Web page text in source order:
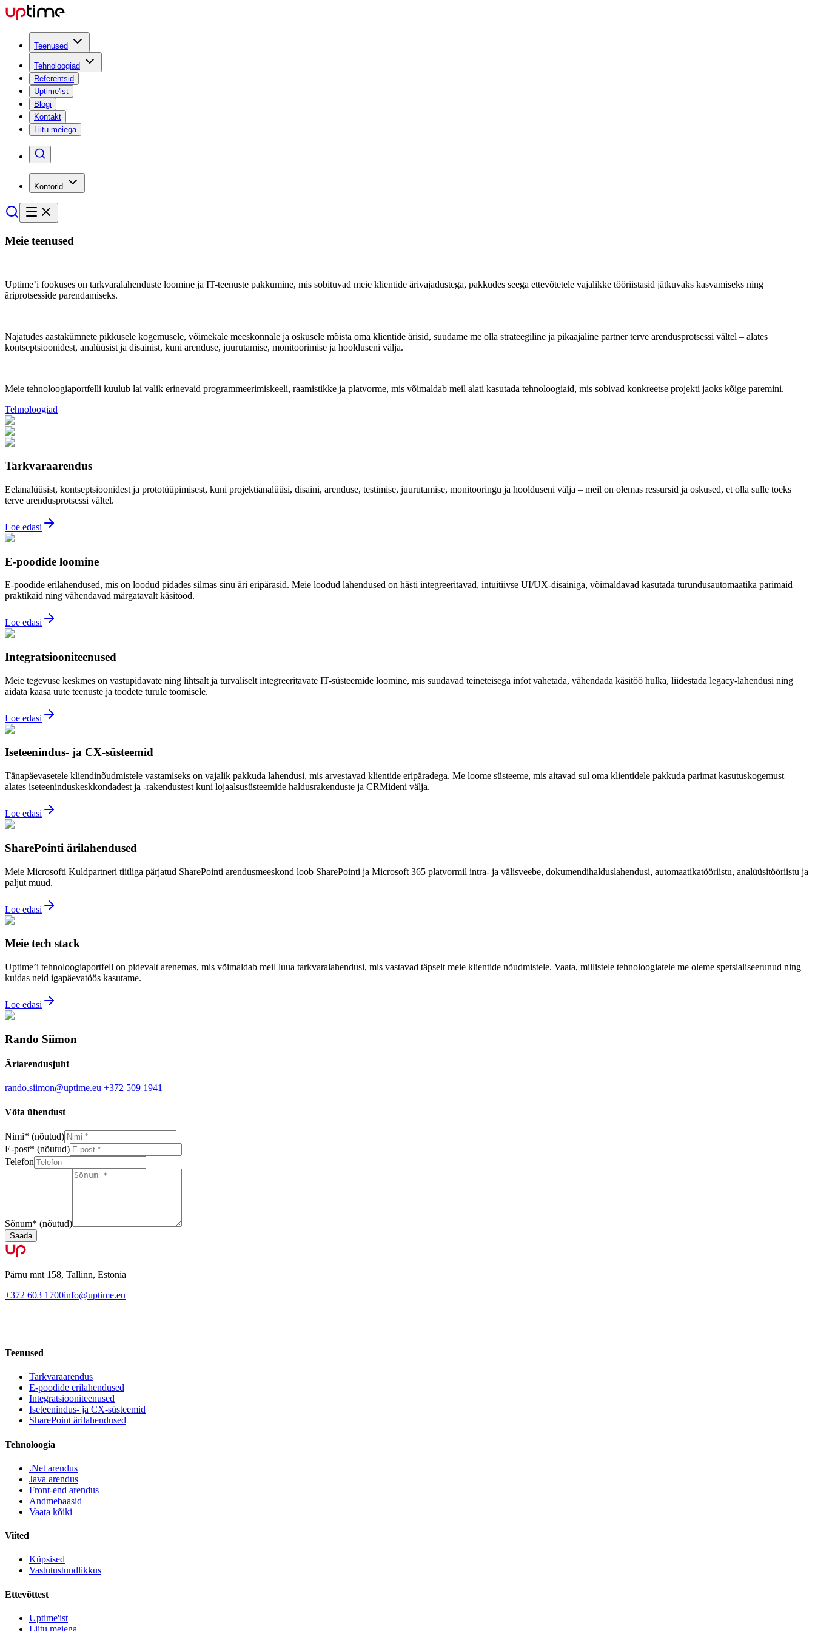
Teenused
Tehnoloogiad
Referentsid
Uptime'ist
Blogi
Kontakt
Liitu meiega
Kontorid
Meie teenused
Uptime’i fookuses on tarkvaralahenduste loomine ja IT-teenuste pakkumine, mis sobituvad meie klientide ärivajadustega, pakkudes seega ettevõtetele vajalikke tööriistasid jätkuvaks kasvamiseks ning
äriprotsesside parendamiseks.
Najatudes aastakümnete pikkusele kogemusele, võimekale meeskonnale ja oskusele mõista oma klientide ärisid, suudame me olla strateegiline ja pikaajaline partner terve arendusprotsessi vältel – alates
kontseptsioonidest, analüüsist ja disainist, kuni arenduse, juurutamise, monitoorimise ja hoolduseni välja.
Meie tehnoloogiaportfelli kuulub lai valik erinevaid programmeerimiskeeli, raamistikke ja platvorme, mis võimaldab meil alati kasutada tehnoloogiaid, mis sobivad konkreetse projekti jaoks kõige paremini.
Tehnoloogiad
Tarkvaraarendus
Eelanalüüsist, kontseptsioonidest ja prototüüpimisest, kuni projektianalüüsi, disaini, arenduse, testimise, juurutamise, monitooringu ja hoolduseni välja – meil on olemas ressursid ja oskused, et olla sulle toeks
terve arendusprotsessi vältel.
Loe edasi
E-poodide loomine
E-poodide erilahendused, mis on loodud pidades silmas sinu äri eripärasid. Meie loodud lahendused on hästi integreeritavad, intuitiivse UI/UX-disainiga, võimaldavad kasutada turundusautomaatika parimaid
praktikaid ning vähendavad märgatavalt käsitööd.
Loe edasi
Integratsiooniteenused
Meie tegevuse keskmes on vastupidavate ning lihtsalt ja turvaliselt integreeritavate IT-süsteemide loomine, mis suudavad teineteisega infot vahetada, vähendada käsitöö hulka, liidestada legacy-lahendusi ning
aidata kaasa uute teenuste ja toodete turule toomisele.
Loe edasi
Ise­teenindus- ja CX-süsteemid
Tänapäevasetele kliendinõudmistele vastamiseks on vajalik pakkuda lahendusi, mis arvestavad klientide eripäradega. Me loome süsteeme, mis aitavad sul oma klientidele pakkuda parimat kasutuskogemust –
alates iseteeninduskeskkondadest ja -rakendustest kuni lojaalsusüsteemide haldusrakenduste ja CRMideni välja.
Loe edasi
SharePointi ärilahendused
Meie Microsofti Kuldpartneri tiitliga pärjatud SharePointi arendusmeeskond loob SharePointi ja Microsoft 365 platvormil intra- ja välisveebe, dokumendihalduslahendusi, automaatikatööriistu, analüüsitööriistu ja
paljut muud.
Loe edasi
Meie tech stack
Uptime’i tehnoloogiaportfell on pidevalt arenemas, mis võimaldab meil luua tarkvaralahendusi, mis vastavad täpselt meie klientide nõudmistele. Vaata, millistele tehnoloogiatele me oleme spetsialiseerunud ning
kuidas neid igapäevatöös kasutame.
Loe edasi
Rando Siimon
Äriarendusjuht
rando.siimon@uptime.eu +372 509 1941
Võta ühendust
Nimi* (nõutud)
E-post* (nõutud)
Telefon
Sõnum* (nõutud)
Saada
Pärnu mnt 158, Tallinn, Estonia
+372 603 1700info@uptime.eu
Teenused
Tarkvaraarendus
E-poodide erilahendused
Integratsiooniteenused
Iseteenindus- ja CX-süsteemid
SharePoint ärilahendused
Tehnoloogia
.Net arendus
Java arendus
Front-end arendus
Andmebaasid
Vaata kõiki
Viited
Küpsised
Vastutustundlikkus
Ettevõttest
Uptime'ist
Liitu meiega